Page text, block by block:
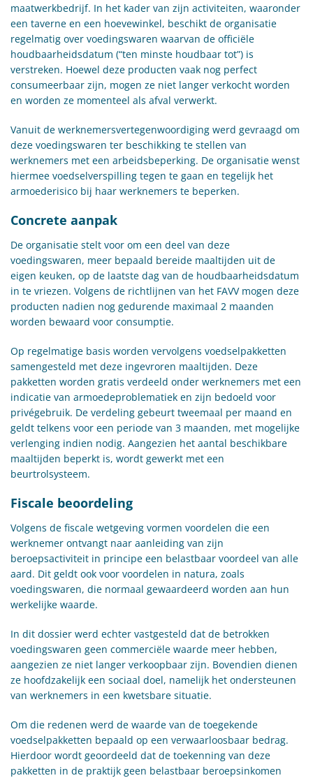
maatwerkbedrijf. In het kader van zijn activiteiten, waaronder
een taverne en een hoevewinkel, beschikt de organisatie
regelmatig over voedingswaren waarvan de officiële
houdbaarheidsdatum (“ten minste houdbaar tot”) is
verstreken. Hoewel deze producten vaak nog perfect
consumeerbaar zijn, mogen ze niet langer verkocht worden
en worden ze momenteel als afval verwerkt.
Vanuit de werknemersvertegenwoordiging werd gevraagd om
deze voedingswaren ter beschikking te stellen van
werknemers met een arbeidsbeperking. De organisatie wenst
hiermee voedselverspilling tegen te gaan en tegelijk het
armoederisico bij haar werknemers te beperken.
Concrete aanpak
De organisatie stelt voor om een deel van deze
voedingswaren, meer bepaald bereide maaltijden uit de
eigen keuken, op de laatste dag van de houdbaarheidsdatum
in te vriezen. Volgens de richtlijnen van het FAVV mogen deze
producten nadien nog gedurende maximaal 2 maanden
worden bewaard voor consumptie.
Op regelmatige basis worden vervolgens voedselpakketten
samengesteld met deze ingevroren maaltijden. Deze
pakketten worden gratis verdeeld onder werknemers met een
indicatie van armoedeproblematiek en zijn bedoeld voor
privégebruik. De verdeling gebeurt tweemaal per maand en
geldt telkens voor een periode van 3 maanden, met mogelijke
verlenging indien nodig. Aangezien het aantal beschikbare
maaltijden beperkt is, wordt gewerkt met een
beurtrolsysteem.
Fiscale beoordeling
Volgens de fiscale wetgeving vormen voordelen die een
werknemer ontvangt naar aanleiding van zijn
beroepsactiviteit in principe een belastbaar voordeel van alle
aard. Dit geldt ook voor voordelen in natura, zoals
voedingswaren, die normaal gewaardeerd worden aan hun
werkelijke waarde.
In dit dossier werd echter vastgesteld dat de betrokken
voedingswaren geen commerciële waarde meer hebben,
aangezien ze niet langer verkoopbaar zijn. Bovendien dienen
ze hoofdzakelijk een sociaal doel, namelijk het ondersteunen
van werknemers in een kwetsbare situatie.
Om die redenen werd de waarde van de toegekende
voedselpakketten bepaald op een verwaarloosbaar bedrag.
Hierdoor wordt geoordeeld dat de toekenning van deze
pakketten in de praktijk geen belastbaar beroepsinkomen